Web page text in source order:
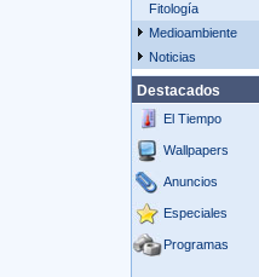
Fitología
Medioambiente
Noticias
Destacados
El Tiempo
Wallpapers
Anuncios
Especiales
Programas